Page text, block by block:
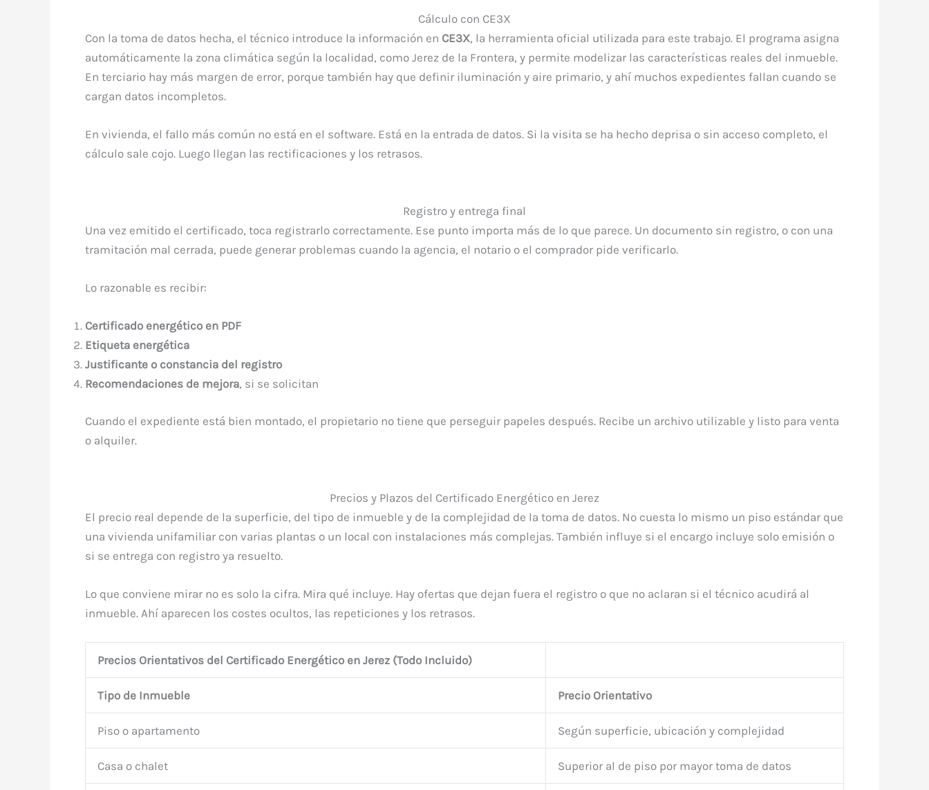
Cálculo con CE3X
Con la toma de datos hecha, el técnico introduce la información en CE3X, la herramienta oficial utilizada para este trabajo. El programa asigna
automáticamente la zona climática según la localidad, como Jerez de la Frontera, y permite modelizar las características reales del inmueble.
En terciario hay más margen de error, porque también hay que definir iluminación y aire primario, y ahí muchos expedientes fallan cuando se
cargan datos incompletos.
En vivienda, el fallo más común no está en el software. Está en la entrada de datos. Si la visita se ha hecho deprisa o sin acceso completo, el
cálculo sale cojo. Luego llegan las rectificaciones y los retrasos.
Registro y entrega final
Una vez emitido el certificado, toca registrarlo correctamente. Ese punto importa más de lo que parece. Un documento sin registro, o con una
tramitación mal cerrada, puede generar problemas cuando la agencia, el notario o el comprador pide verificarlo.
Lo razonable es recibir:
Certificado energético en PDF
Etiqueta energética
Justificante o constancia del registro
Recomendaciones de mejora, si se solicitan
Cuando el expediente está bien montado, el propietario no tiene que perseguir papeles después. Recibe un archivo utilizable y listo para venta
o alquiler.
Precios y Plazos del Certificado Energético en Jerez
El precio real depende de la superficie, del tipo de inmueble y de la complejidad de la toma de datos. No cuesta lo mismo un piso estándar que
una vivienda unifamiliar con varias plantas o un local con instalaciones más complejas. También influye si el encargo incluye solo emisión o
si se entrega con registro ya resuelto.
Lo que conviene mirar no es solo la cifra. Mira qué incluye. Hay ofertas que dejan fuera el registro o que no aclaran si el técnico acudirá al
inmueble. Ahí aparecen los costes ocultos, las repeticiones y los retrasos.
Precios Orientativos del Certificado Energético en Jerez (Todo Incluido)
Tipo de Inmueble Precio Orientativo
Piso o apartamento Según superficie, ubicación y complejidad
Casa o chalet Superior al de piso por mayor toma de datos